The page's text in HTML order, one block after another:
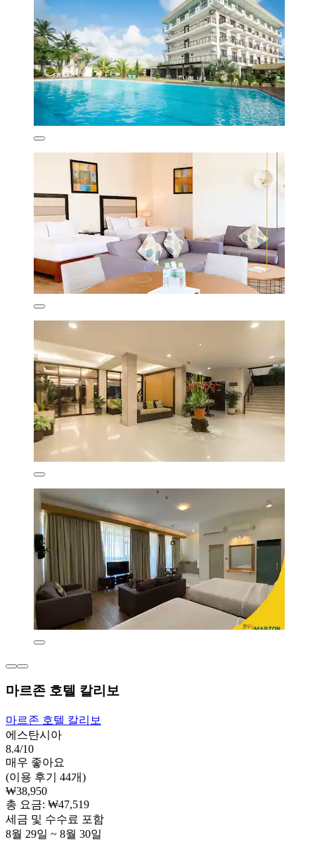
마르존 호텔 칼리보
마르존 호텔 칼리보
에스탄시아
8.4/10
매우 좋아요
(이용 후기 44개)
₩38,950
총 요금: ₩47,519
세금 및 수수료 포함
8월 29일 ~ 8월 30일